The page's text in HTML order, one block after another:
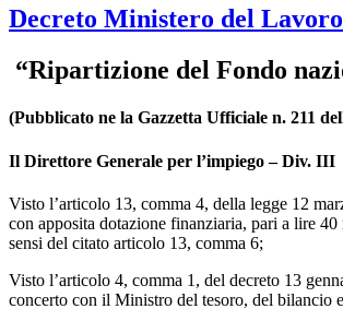
Decreto Ministero del
“Ripartizione del Fondo
(Pubblicato ne la Gazzetta Ufficiale n. 211
Il Direttore Generale per l’impiego – Div. III
Visto l’articolo 13, comma 4, della legge 12
con apposita dotazione finanziaria, pari a lire
sensi del citato articolo 13, comma 6;
Visto l’articolo 4, comma 1, del decreto 13
concerto con il Ministro del tesoro, del bilancio